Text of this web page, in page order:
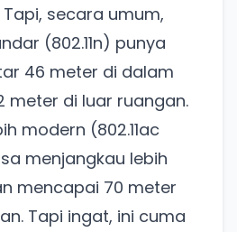
secara umum,
(802.11n) punya
46 meter di dalam
meter di luar ruangan.
modern (802.11ac
menjangkau lebih
mencapai 70 meter
Tapi ingat, ini cuma